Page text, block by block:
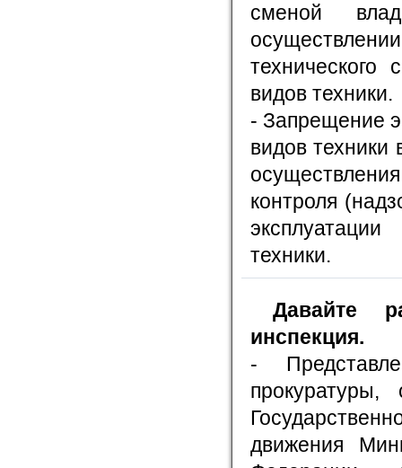
сменой
видов техники.
- Запрещение
видов техники
контроля
техники.
Давайте
инспекция.
-
прокуратуры,
движения